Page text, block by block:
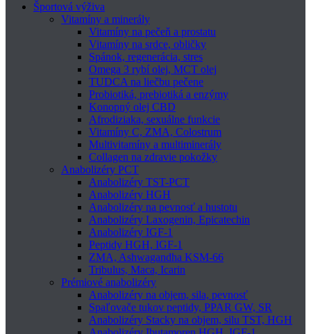
Športová výživa
Vitamíny a minerály
Vitamíny na pečeň a prostatu
Vitamíny na srdce, obličky
Spánok, regenerácia, stres
Omega 3 rybí olej, MCT olej
TUDCA na liečbu pečene
Probiotiká, prebiotiká a enzýmy
Konopný olej CBD
Afrodiziaka, sexuálne funkcie
Vitamíny C, ZMA, Colostrum
Multivitamíny a multiminerály
Collagen na zdravie pokožky
Anabolizéry PCT
Anabolizéry TST-PCT
Anabolizéry HGH
Anabolizéry na pevnosť a hustotu
Anabolizéry Laxogenin, Epicatechin
Anabolizéry IGF-1
Peptidy HGH, IGF-1
ZMA, Ashwagandha KSM-66
Tribulus, Maca, Icarin
Prémiové anabolizéry
Anabolizéry na objem, sila, pevnosť
Spaľovače tukov peptidy, PPAR GW, SR
Anabolizéry Stacky na objem, silu TST, HGH